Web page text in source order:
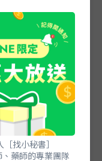
找小秘書］
藥師的專業團隊